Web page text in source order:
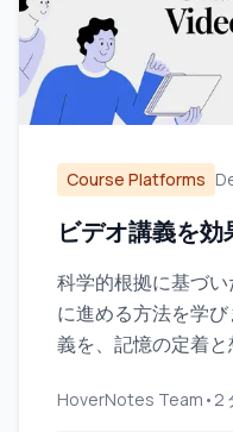
Course Platforms
ビデオ講義を
科学的根拠に基づ
に進める方法を学
義を、記憶の定着と
HoverNotes Team • 2